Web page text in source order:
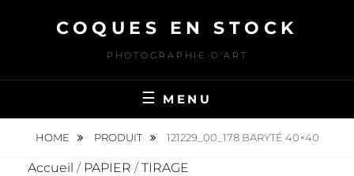
COQUES EN STOCK
PHOTOGRAPHIE D'ART
MENU
HOME PRODUIT 121229_00_178 BARYTÉ 40×40
Accueil / PAPIER /TIRAGE